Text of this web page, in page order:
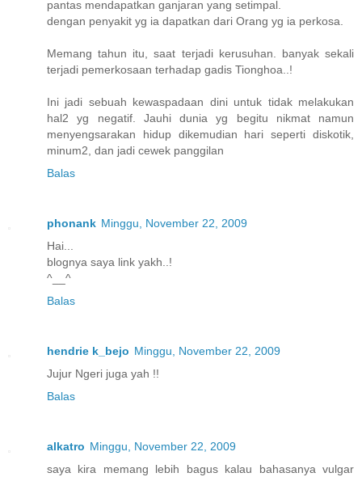
pantas mendapatkan ganjaran yang setimpal.
dengan penyakit yg ia dapatkan dari Orang yg ia perkosa.
Memang tahun itu, saat terjadi kerusuhan. banyak sekali
terjadi pemerkosaan terhadap gadis Tionghoa..!
Ini jadi sebuah kewaspadaan dini untuk tidak melakukan
hal2 yg negatif. Jauhi dunia yg begitu nikmat namun
menyengsarakan hidup dikemudian hari seperti diskotik,
minum2, dan jadi cewek panggilan
Balas
phonank Minggu, November 22, 2009
Hai...
blognya saya link yakh..!
^__^
Balas
hendrie k_bejo Minggu, November 22, 2009
Jujur Ngeri juga yah !!
Balas
alkatro Minggu, November 22, 2009
saya kira memang lebih bagus kalau bahasanya vulgar